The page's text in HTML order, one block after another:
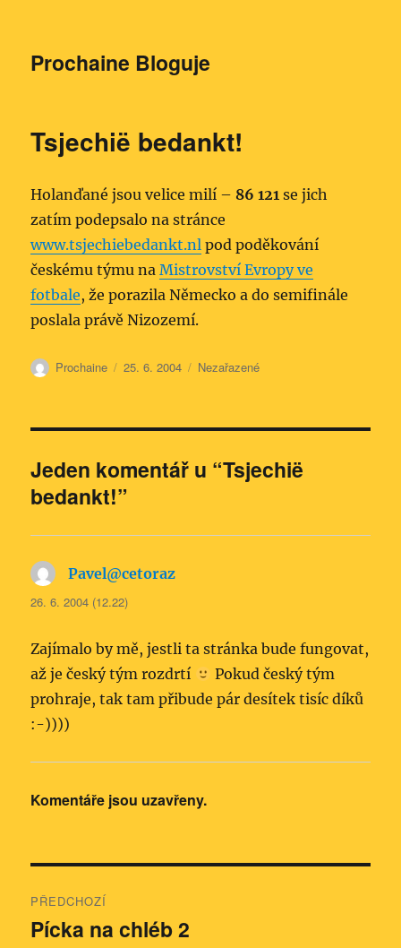
Prochaine Bloguje
Tsjechië bedankt!
Holanďané jsou velice milí – 86 121 se jich
zatím podepsalo na stránce
www.tsjechiebedankt.nl pod poděkování
českému týmu naMistrovství Evropy ve
fotbale, že porazila Německo a do semifinále
poslala právě Nizozemí.
Autor:
Prochaine Publikováno:
25. 6. 2004 Rubriky:
Nezařazené
Jeden komentář u “Tsjechië
bedankt!”
Pavel@cetoraz
26. 6. 2004 (12.22)
Zajímalo by mě, jestli ta stránka bude fungovat,
až je český tým rozdrtí
Pokud český tým
prohraje, tak tam přibude pár desítek tisíc díků
:-))))
Komentáře jsou uzavřeny.
pro
PŘEDCHOZÍ
Předchozí
Pícka na chléb 2